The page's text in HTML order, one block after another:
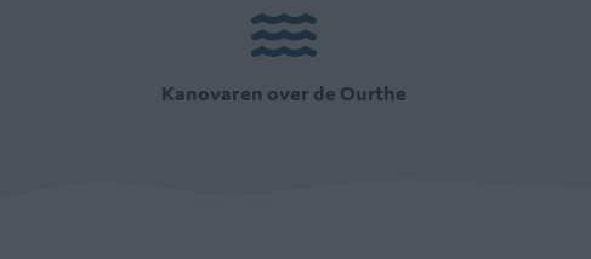
Kanovaren over de Ourthe